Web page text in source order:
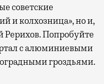
советские
и колхозница», но и,
Попробуйте
с алюминиевыми
гроздьями.